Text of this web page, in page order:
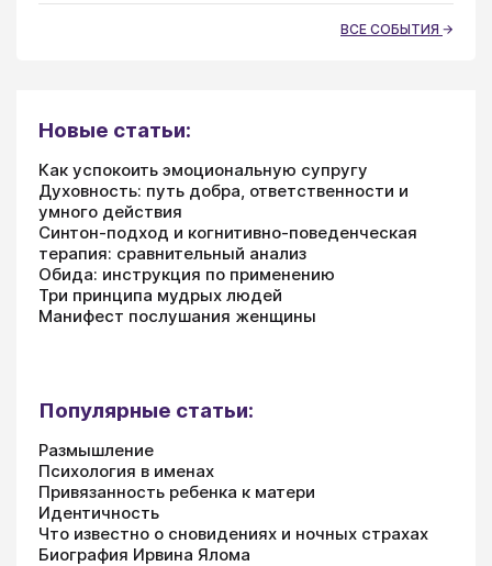
ВСЕ СОБЫТИЯ
Новые статьи:
Как успокоить эмоциональную супругу
Духовность: путь добра, ответственности и
умного действия
Синтон-подход и когнитивно-поведенческая
терапия: сравнительный анализ
Обида: инструкция по применению
Три принципа мудрых людей
Манифест послушания женщины
Популярные статьи:
Размышление
Психология в именах
Привязанность ребенка к матери
Идентичность
Что известно о сновидениях и ночных страхах
Биография Ирвина Ялома